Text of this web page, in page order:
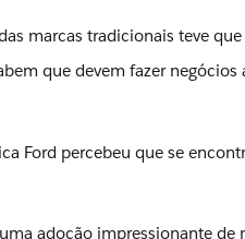
marcas tradicionais teve
que devem fazer negócios
Ford percebeu que se
adoção impressionante de